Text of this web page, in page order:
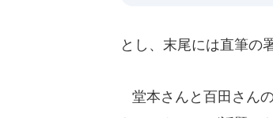
とし、末尾には直筆の
堂本さんと百田さん